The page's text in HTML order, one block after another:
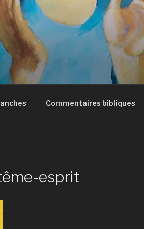
Commentaires bibliques
esprit